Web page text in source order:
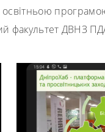
факультет ДВНЗ